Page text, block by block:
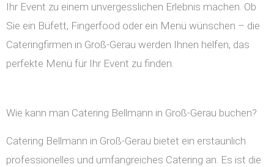
Ihr Event zu einem unvergesslichen Erlebnis machen. Ob
Sie ein Büfett, Fingerfood oder ein Menü wünschen – die
Cateringfirmen in Groß-Gerau werden Ihnen helfen, das
perfekte Menü für Ihr Event zu finden.
Wie kann man Catering Bellmann in Groß-Gerau buchen?
Catering Bellmann in Groß-Gerau bietet ein erstaunlich
professionelles und umfangreiches Catering an. Es ist die